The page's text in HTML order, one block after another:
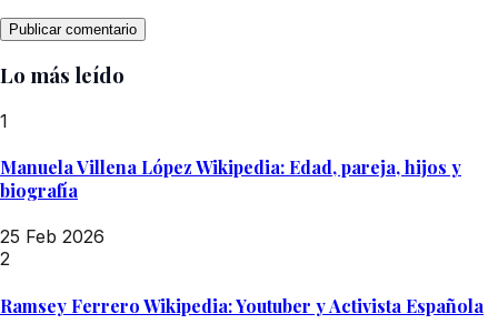
Lo más leído
1
Manuela Villena López Wikipedia: Edad, pareja, hijos y
biografía
25 Feb 2026
2
Ramsey Ferrero Wikipedia: Youtuber y Activista Española